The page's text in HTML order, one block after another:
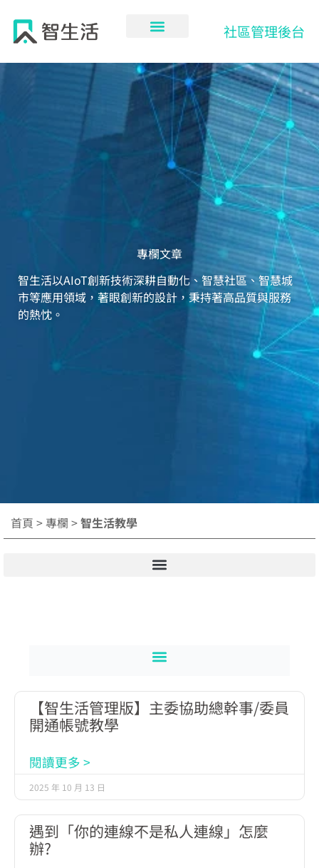
要
社區管理後台
專欄文章
智生活以AIoT創新技術深耕自動化、智慧社區、智慧城
市等應用領域，著眼創新的設計，秉持著高品質與服務
的熱忱。
首頁 >專欄 >智生活教學
【智生活管理版】主委協助總幹事/委員
開通帳號教學
閱讀更多 >
2025 年 10 月 13 日
遇到「你的連線不是私人連線」怎麼
辦?